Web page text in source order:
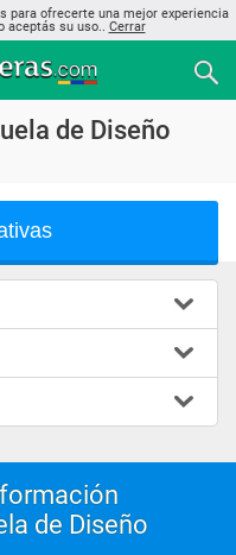
para ofrecerte una mejor experiencia
aceptás su uso.. Cerrar
de Diseño
de Diseño